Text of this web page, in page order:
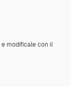
e modificale con il